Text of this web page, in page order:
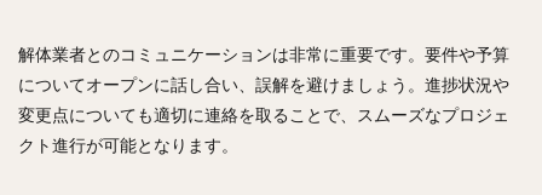
解体業者とのコミュニケーションは非常に重要です。要件や予算
についてオープンに話し合い、誤解を避けましょう。進捗状況や
変更点についても適切に連絡を取ることで、スムーズなプロジェ
クト進行が可能となります。